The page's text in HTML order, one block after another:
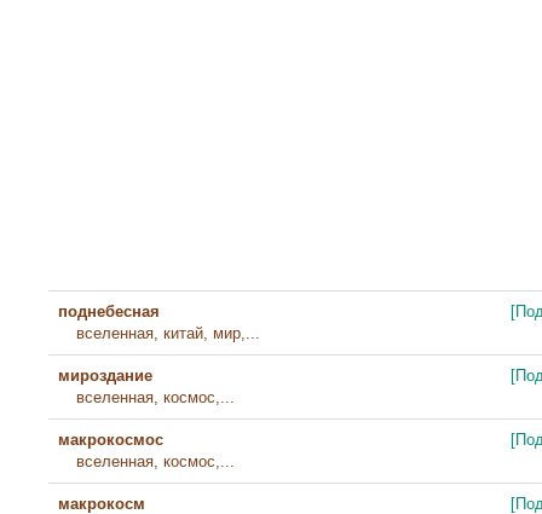
поднебесная
вселенная, китай, мир,...
мироздание
вселенная, космос,...
макрокосмос
вселенная, космос,...
макрокосм